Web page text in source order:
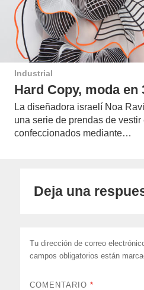
Industrial
Hard Copy, moda en
La diseñadora israelí Noa
una serie de prendas de
confeccionados mediante…
Deja una
Tu dirección de correo
campos obligatorios están
COMENTARIO*